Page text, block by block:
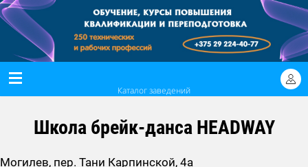
Каталог заведений
Школа брейк-данса HEADWAY
Могилев, пер. Тани Карпинской, 4а